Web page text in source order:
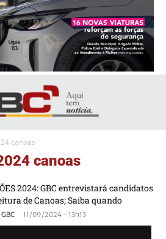
canoas
canoas
2024: GBC entrevistará candidatos
de Canoas; Saiba quando
- 11/09/2024 - 13h13